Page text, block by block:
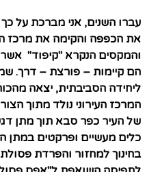
עברו השנים, אני מברכת על
את הכפפה והקימה את מרכז
והמקסים הנקרא "קיפוד" אשר
הם קיימות – פורצת – דרך.
ליחידה הסביבתית, יצאה
המרכז העירוני נולד מתוך
של העיר כפר סבא תוך מתן
כלים מעשיים ופרקטים במתן
בחינוך למחזור והפרדת